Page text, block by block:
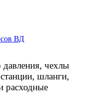
ВД
чехлы
шланги,
расходные